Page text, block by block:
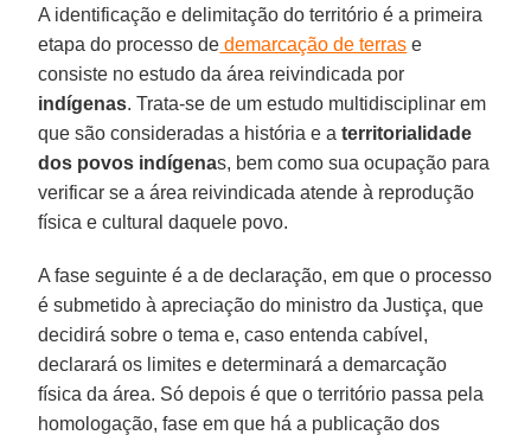
A identificação e delimitação do território é a primeira
etapa do processo de demarcação de terras e
consiste no estudo da área reivindicada por
indígenas. Trata-se de um estudo multidisciplinar em
que são consideradas a história e aterritorialidade
dos povos indígenas, bem como sua ocupação para
verificar se a área reivindicada atende à reprodução
física e cultural daquele povo.
A fase seguinte é a de declaração, em que o processo
é submetido à apreciação do ministro da Justiça, que
decidirá sobre o tema e, caso entenda cabível,
declarará os limites e determinará a demarcação
física da área. Só depois é que o território passa pela
homologação, fase em que há a publicação dos